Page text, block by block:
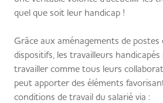
quel que soit leur handicap !
Grâce aux aménagements de postes
dispositifs, les travailleurs
travailler comme tous leurs
peut apporter des éléments
conditions de travail du salarié via :